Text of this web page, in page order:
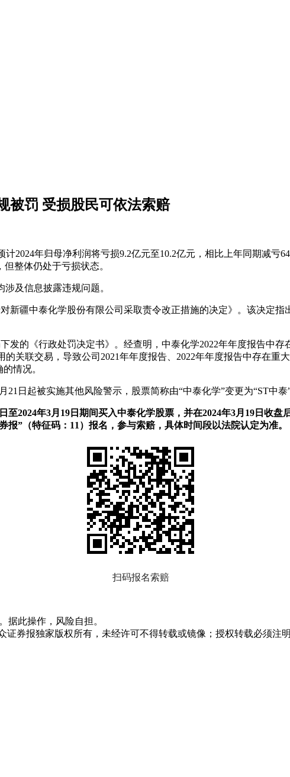
被罚 受损股民可依法索赔
2024年归母净利润将亏损9.2亿元至10.2亿元，相比上年同期减亏
整体仍处于亏损状态。
及信息披露违规问题。
新疆中泰化学股份有限公司采取责令改正措施的决定》。该决定
发的《行政处罚决定书》。经查明，中泰化学2022年年度报告中
关联交易，导致公司2021年年度报告、2022年年度报告中存在重
情况。
日起被实施其他风险警示，股票简称由“中泰化学”变更为“ST中泰”
至2024年3月19日期间买入中泰化学股票，并在2024年3月19日收
”（特征码：11）报名，参与索赔，具体时间段以法院认定为准。
扫码报名索赔
据此操作，风险自担。
券报独家版权所有，未经许可不得转载或镜像；授权转载必须注明